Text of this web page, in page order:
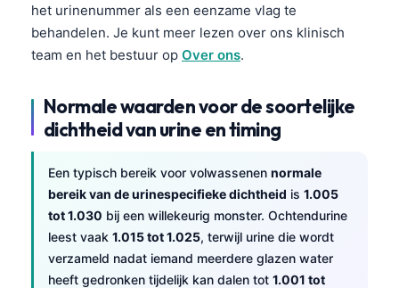
het urinenummer als een eenzame vlag te
behandelen. Je kunt meer lezen over ons klinisch
team en het bestuur op Over ons.
Normale waarden voor de soortelijke
dichtheid van urine en timing
Een typisch bereik voor volwassenen normale
bereik van de urinespecifieke dichtheid is 1.005
tot 1.030 bij een willekeurig monster. Ochtendurine
leest vaak 1.015 tot 1.025, terwijl urine die wordt
verzameld nadat iemand meerdere glazen water
heeft gedronken tijdelijk kan dalen tot 1.001 tot